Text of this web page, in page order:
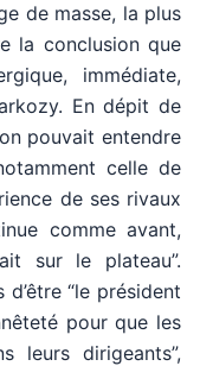
de masse, la plus
la conclusion que
immédiate,
En dépit de
pouvait entendre
celle de
de ses rivaux
comme avant,
sur le plateau”.
“le président
pour que les
leurs dirigeants”,